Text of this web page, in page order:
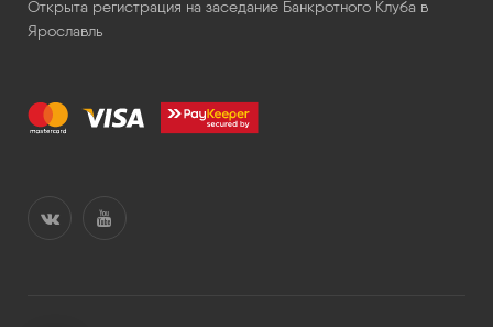
Открыта регистрация на заседание Банкротного Клуба в
Ярославль